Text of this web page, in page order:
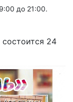
до 21:00.
24